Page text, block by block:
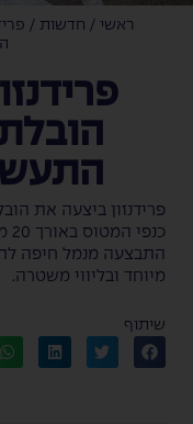
ראשי / חדשות /
פרידנזון ביצעה את
התבצעה מנמל חיפה
מיוחד ובליווי משטרה.
שיתוף